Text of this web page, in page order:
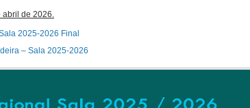
abril de 2026.
2025-2026 Final
– Sala 2025-2026